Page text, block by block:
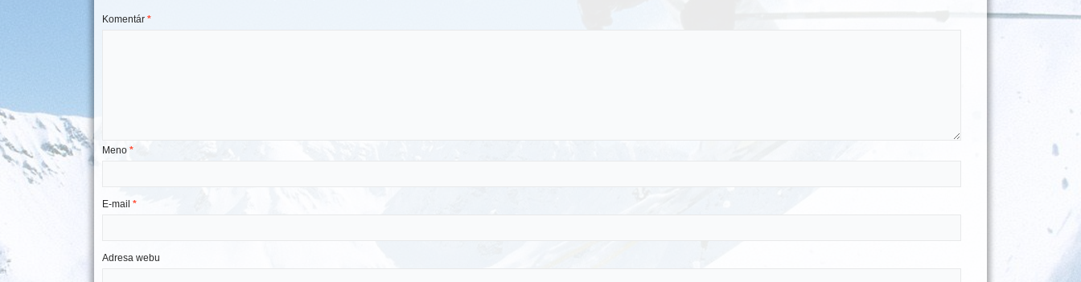
Komentár *
Meno *
E-mail *
Adresa webu